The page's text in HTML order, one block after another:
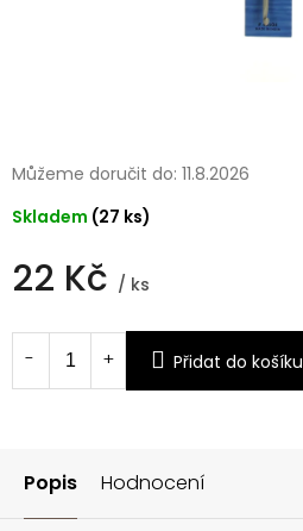
22 Kč / ks
cena:
Skladem (27 ks)
Můžeme doručit do: 11.8.2026
Přidat do košíku
Popis Hodnocení